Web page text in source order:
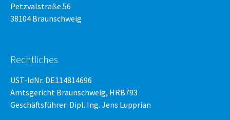
Petzvalstraße 56
38104 Braunschweig
Rechtliches
UST-IdNr. DE114814696
Amtsgericht Braunschweig, HRB793
Geschäftsführer: Dipl. Ing. Jens Lupprian